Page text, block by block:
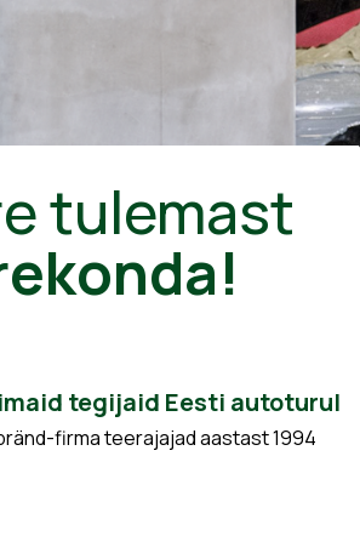
tulemast
tegijaid Eesti autoturul
firma teerajajad aastast 1994